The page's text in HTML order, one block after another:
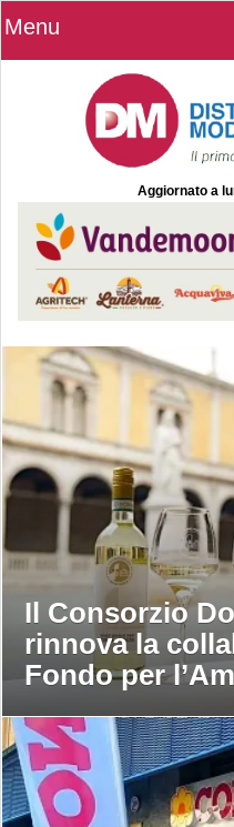
Menu
Aggiornato a
Il Consorzio
rinnova la
Fondo per